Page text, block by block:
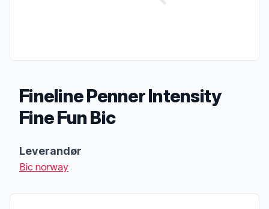
Fineline Penner Intensity
Fine Fun Bic
Leverandør
Bic norway